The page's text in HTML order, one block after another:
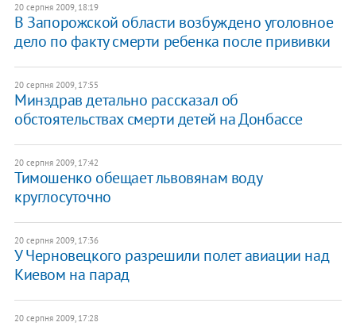
20 серпня 2009, 18:19
В Запорожской области возбуждено уголовное
дело по факту смерти ребенка после прививки
20 серпня 2009, 17:55
Минздрав детально рассказал об
обстоятельствах смерти детей на Донбассе
20 серпня 2009, 17:42
Тимошенко обещает львовянам воду
круглосуточно
20 серпня 2009, 17:36
У Черновецкого разрешили полет авиации над
Киевом на парад
20 серпня 2009, 17:28